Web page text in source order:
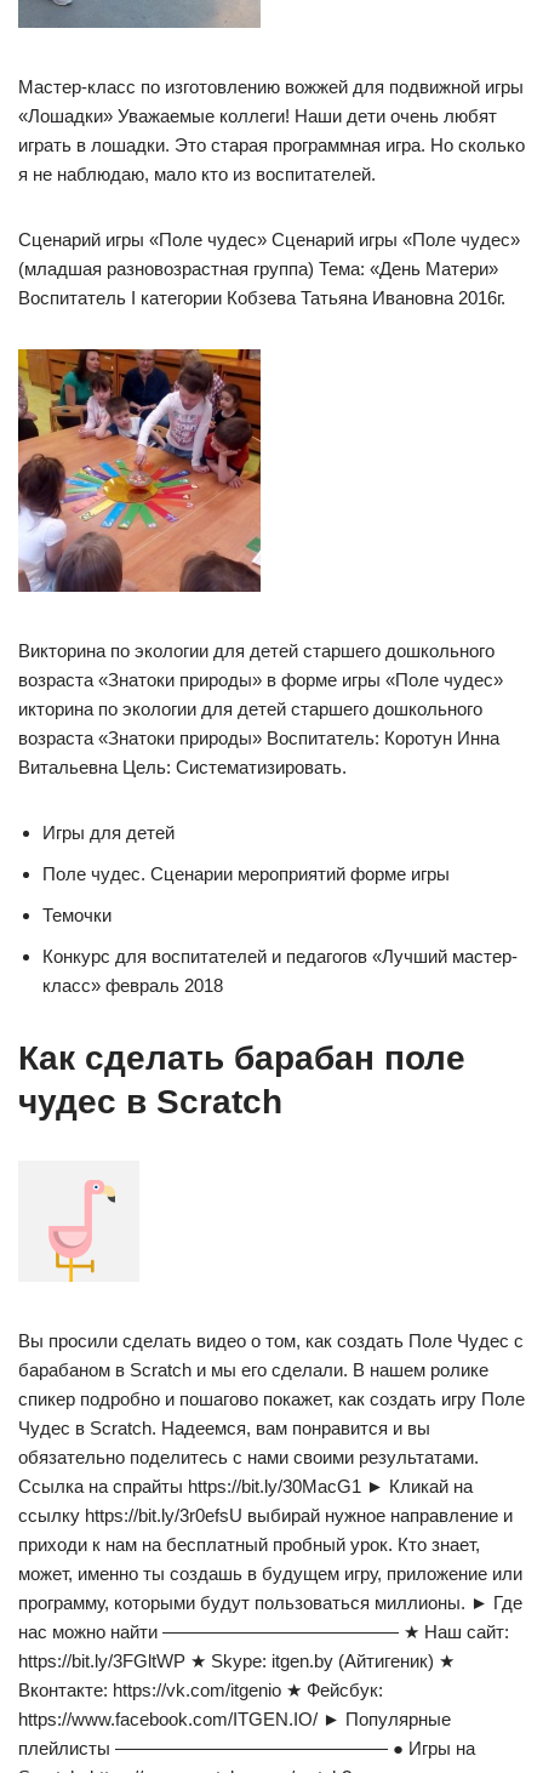
Мастер-класс по изготовлению вожжей для подвижной игры
«Лошадки» Уважаемые коллеги! Наши дети очень любят
играть в лошадки. Это старая программная игра. Но сколько
я не наблюдаю, мало кто из воспитателей.
Сценарий игры «Поле чудес» Сценарий игры «Поле чудес»
(младшая разновозрастная группа) Тема: «День Матери»
Воспитатель I категории Кобзева Татьяна Ивановна 2016г.
Викторина по экологии для детей старшего дошкольного
возраста «Знатоки природы» в форме игры «Поле чудес»
икторина по экологии для детей старшего дошкольного
возраста «Знатоки природы» Воспитатель: Коротун Инна
Витальевна Цель: Систематизировать.
Игры для детей
Поле чудес. Сценарии мероприятий форме игры
Темочки
Конкурс для воспитателей и педагогов «Лучший мастер-
класс» февраль 2018
Как сделать барабан поле
чудес в Scratch
Вы просили сделать видео о том, как создать Поле Чудес с
барабаном в Scratch и мы его сделали. В нашем ролике
спикер подробно и пошагово покажет, как создать игру Поле
Чудес в Scratch. Надеемся, вам понравится и вы
обязательно поделитесь с нами своими результатами.
Ссылка на спрайты https://bit.ly/30MacG1 ► Кликай на
ссылку https://bit.ly/3r0efsU выбирай нужное направление и
приходи к нам на бесплатный пробный урок. Кто знает,
может, именно ты создашь в будущем игру, приложение или
программу, которыми будут пользоваться миллионы. ► Где
нас можно найти ————————————— ★ Наш сайт:
https://bit.ly/3FGltWP ★ Skype: itgen.by (Айтигеник) ★
Вконтакте: https://vk.com/itgenio ★ Фейсбук:
https://www.facebook.com/ITGEN.IO/ ► Популярные
плейлисты ——————————————— ● Игры на